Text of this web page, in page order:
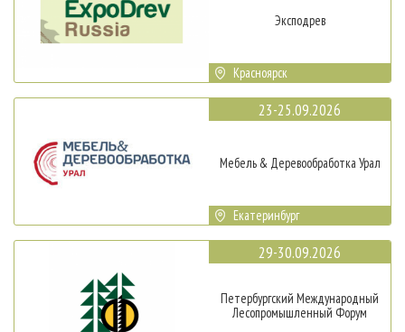
Эксподрев
Красноярск
23-25.09.2026
Мебель & Деревообработка Урал
Екатеринбург
29-30.09.2026
Петербургский Международный
Лесопромышленный Форум